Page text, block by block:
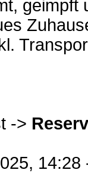
geimpft
->